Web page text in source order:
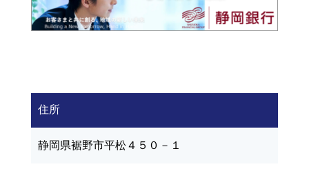
住所
静岡県裾野市平松４５０－１